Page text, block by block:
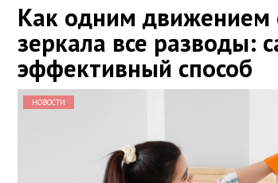
Как одним движением
зеркала все разводы:
эффективный способ
НОВОСТИ